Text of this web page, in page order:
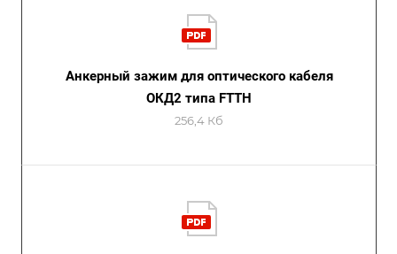
Анкерный зажим для оптического кабеля
ОКД2 типа FTTH
256,4 Кб